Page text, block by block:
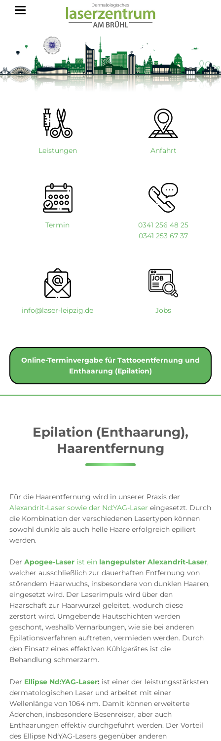
Leistungen Anfahrt
Termin
0341 256 48 25
0341 253 67 37
info@laser-leipzig.de Jobs
Online-Terminvergabe für Tattooentfernung und
Enthaarung (Epilation)
Epilation (Enthaarung),
Haarentfernung
Für die Haarentfernung wird in unserer Praxis der
Alexandrit-Laser sowie der Nd:YAG-Laser eingesetzt. Durch
die Kombination der verschiedenen Lasertypen können
sowohl dunkle als auch helle Haare erfolgreich epiliert
werden.
Der Apogee-Laserist ein langepulster Alexandrit-Laser,
welcher ausschließlich zur dauerhaften Entfernung von
störendem Haarwuchs, insbesondere von dunklen Haaren,
eingesetzt wird. Der Laserimpuls wird über den
Haarschaft zur Haarwurzel geleitet, wodurch diese
zerstört wird. Umgebende Hautschichten werden
geschont, weshalb Vernarbungen, wie sie bei anderen
Epilationsverfahren auftreten, vermieden werden. Durch
den Einsatz eines effektiven Kühlgerätes ist die
Behandlung schmerzarm.
Der Ellipse Nd:YAG-Laser: ist einer der leistungsstärksten
dermatologischen Laser und arbeitet mit einer
Wellenlänge von 1064 nm. Damit können erweiterte
Äderchen, insbesondere Besenreiser, aber auch
Enthaarungen effektiv durchgeführt werden. Der Vorteil
des Ellipse Nd:YAG-Lasers gegenüber anderen